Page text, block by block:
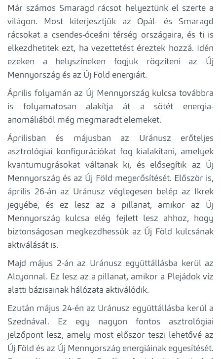
Már számos Smaragd rácsot helyeztünk el szerte a
világon. Most kiterjesztjük az Opál- és Smaragd
rácsokat a csendes-óceáni térség országaira, és ti is
elkezdhetitek ezt, ha vezettetést éreztek hozzá. Idén
ezeken a helyszíneken fogjuk rögzíteni az Új
Mennyország és az Új Föld energiáit.
Április folyamán az Új Mennyország kulcsa továbbra
is folyamatosan alakítja át a sötét energia-
anomáliából még megmaradt elemeket.
Áprilisban és májusban az Uránusz erőteljes
asztrológiai konfigurációkat fog kialakítani, amelyek
kvantumugrásokat váltanak ki, és elősegítik az Új
Mennyország és az Új Föld megerősítését. Először is,
április 26-án az Uránusz véglegesen belép az Ikrek
jegyébe, és ez lesz az a pillanat, amikor az Új
Mennyország kulcsa elég fejlett lesz ahhoz, hogy
biztonságosan megkezdhessük az Új Föld kulcsának
aktiválását is.
Majd május 2-án az Uránusz együttállásba kerül az
Alcyonnal. Ez lesz az a pillanat, amikor a Plejádok víz
alatti bázisainak hálózata aktiválódik.
Ezután május 24-én az Uránusz együttállásba kerül a
Szednával. Ez egy nagyon fontos asztrológiai
jelzőpont lesz, amely most először teszi lehetővé az
Új Föld és az Új Mennyország energiáinak egyesítését.